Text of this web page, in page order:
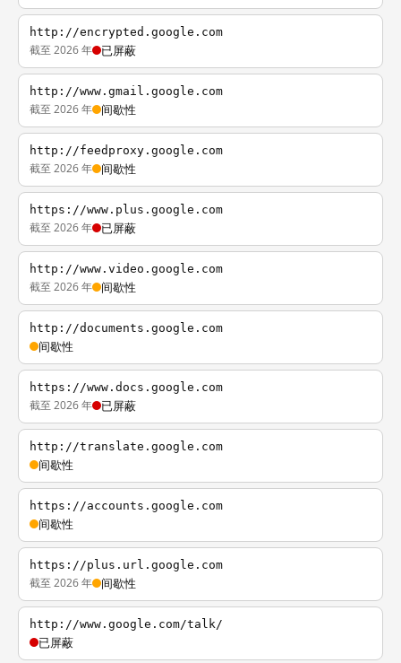
http://encrypted.google.com
截至 2026 年 已屏蔽
http://www.gmail.google.com
截至 2026 年 间歇性
http://feedproxy.google.com
截至 2026 年 间歇性
https://www.plus.google.com
截至 2026 年 已屏蔽
http://www.video.google.com
截至 2026 年 间歇性
http://documents.google.com
间歇性
https://www.docs.google.com
截至 2026 年 已屏蔽
http://translate.google.com
间歇性
https://accounts.google.com
间歇性
https://plus.url.google.com
截至 2026 年 间歇性
http://www.google.com/talk/
已屏蔽